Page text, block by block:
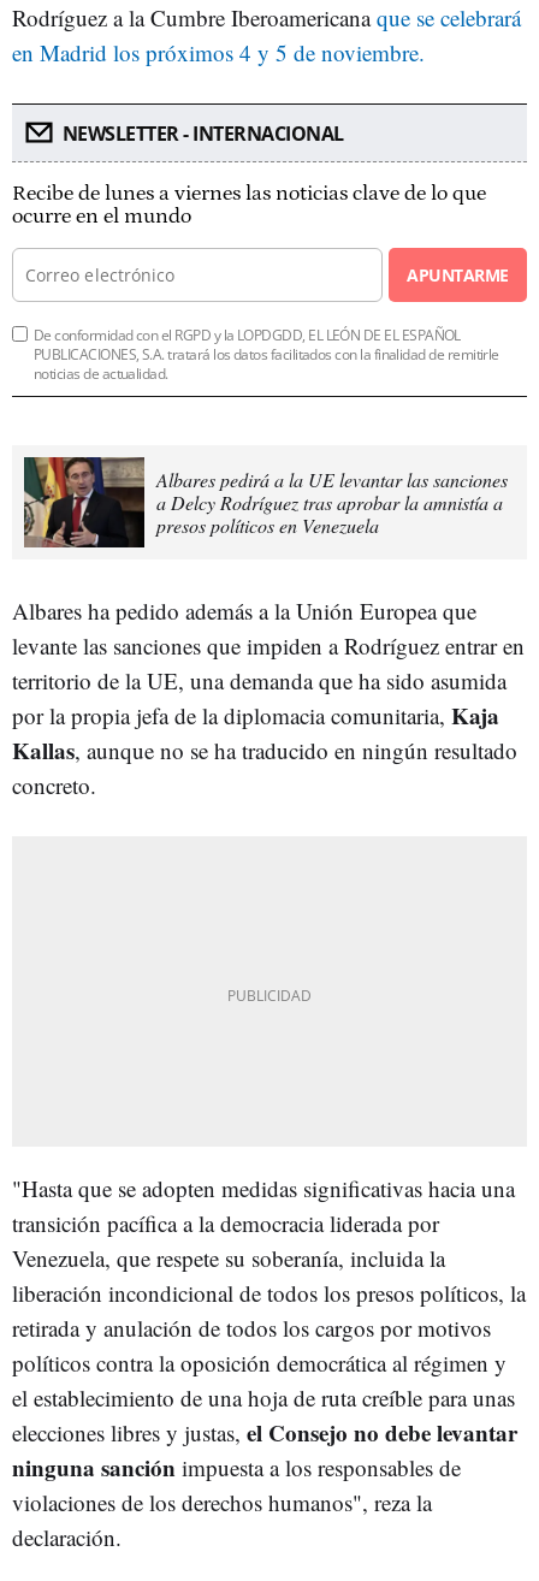
Rodríguez a la Cumbre Iberoamericanaque se celebrará
en Madrid los próximos 4 y 5 de noviembre.
NEWSLETTER - INTERNACIONAL
Recibe de lunes a viernes las noticias clave de lo que
ocurre en el mundo
APUNTARME
De conformidad con el RGPD y la LOPDGDD, EL LEÓN DE EL ESPAÑOL
PUBLICACIONES, S.A. tratará los datos facilitados con la finalidad de remitirle
noticias de actualidad.
Albares pedirá a la UE levantar las sanciones
a Delcy Rodríguez tras aprobar la amnistía a
presos políticos en Venezuela
Albares ha pedido además a la Unión Europea que
levante las sanciones que impiden a Rodríguez entrar en
territorio de la UE, una demanda que ha sido asumida
por la propia jefa de la diplomacia comunitaria, Kaja
Kallas, aunque no se ha traducido en ningún resultado
concreto.
"Hasta que se adopten medidas significativas hacia una
transición pacífica a la democracia liderada por
Venezuela, que respete su soberanía, incluida la
liberación incondicional de todos los presos políticos, la
retirada y anulación de todos los cargos por motivos
políticos contra la oposición democrática al régimen y
el establecimiento de una hoja de ruta creíble para unas
elecciones libres y justas, el Consejo no debe levantar
ninguna sanción impuesta a los responsables de
violaciones de los derechos humanos", reza la
declaración.